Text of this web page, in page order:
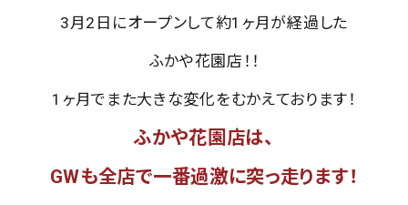
3月2日にオープンして約1ヶ月が経過した
ふかや花園店！！
1ヶ月でまた大きな変化をむかえております！
ふかや花園店は、
GWも全店で一番過激に突っ走ります！